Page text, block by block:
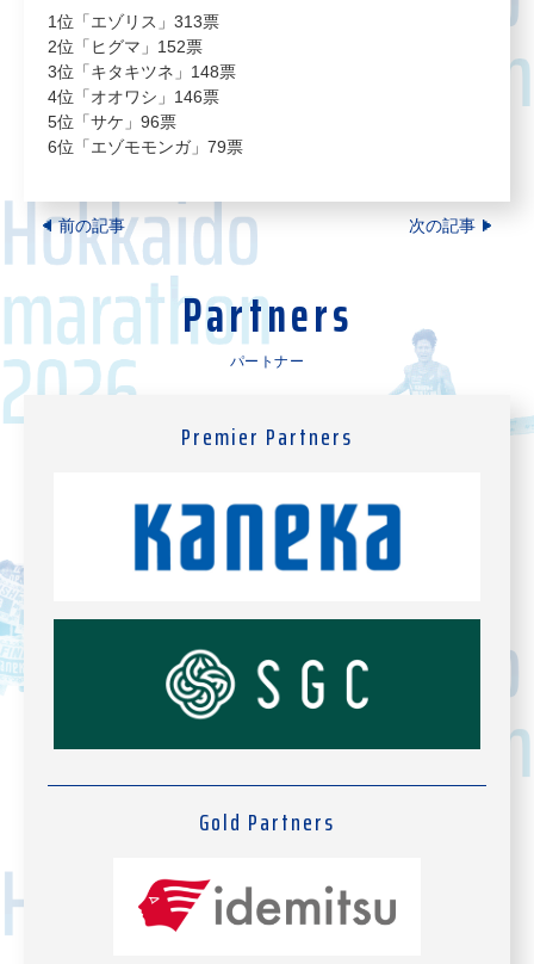
1位「エゾリス」313票
2位「ヒグマ」152票
3位「キタキツネ」148票
4位「オオワシ」146票
5位「サケ」96票
6位「エゾモモンガ」79票
前の記事 次の記事
Partners
パートナー
Premier Partners
Gold Partners